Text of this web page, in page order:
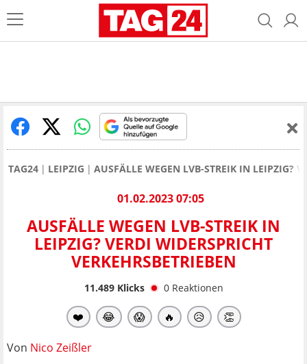
TAG24 LEIPZIG AUSFÄLLE WEGEN LVB-STREIK IN LEIPZIG?
01.02.2023 07:05
AUSFÄLLE WEGEN LVB-STREIK IN
LEIPZIG? VERDI WIDERSPRICHT
VERKEHRSBETRIEBEN
11.489Klicks 0 Reaktionen
❤️ 😂 😱 🔥 😥 👏
Von Nico Zeißler